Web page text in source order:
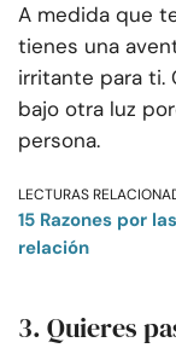
A medida que
tienes una
irritante para ti.
bajo otra luz
persona.
LECTURAS
15 Razones por
relación
3. Quieres